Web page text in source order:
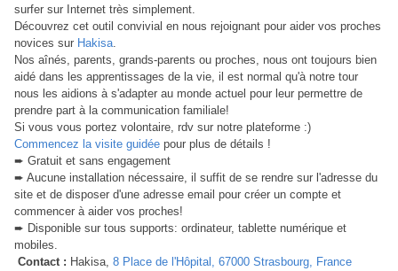
surfer sur Internet très simplement.
Découvrez cet outil convivial en nous rejoignant pour aider vos proches
novices sur Hakisa.
Nos aînés, parents, grands-parents ou proches, nous ont toujours bien
aidé dans les apprentissages de la vie, il est normal qu'à notre tour
nous les aidions à s'adapter au monde actuel pour leur permettre de
prendre part à la communication familiale!
Si vous vous portez volontaire, rdv sur notre plateforme :)
Commencez la visite guidée pour plus de détails !
➨ Gratuit et sans engagement
➨ Aucune installation nécessaire, il suffit de se rendre sur l'adresse du
site et de disposer d'une adresse email pour créer un compte et
commencer à aider vos proches!
➨ Disponible sur tous supports: ordinateur, tablette numérique et
mobiles.
: Hakisa, 8 Place de l'Hôpital, 67000 Strasbourg, France